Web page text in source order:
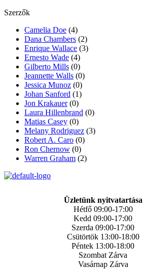
Szerzők
Camelia Doe (4)
Dana Chambers (2)
Enrique Wallace (3)
Ernesto Wade (4)
Gilberto Mills (0)
Jeannette Walls (0)
Jessica Munoz (0)
Johan Sanford (1)
Jon Krakauer (0)
Laura Hillenbrand (0)
Matias Casey (0)
Melany Rodriguez (3)
Robert A. Caro (0)
Ron Chernow (0)
Warren Graham (2)
Üzletünk nyitvatartása
Hétfő 09:00-17:00
Kedd 09:00-17:00
Szerda 09:00-17:00
Csütörtök 13:00-18:00
Péntek 13:00-18:00
Szombat Zárva
Vasárnap Zárva